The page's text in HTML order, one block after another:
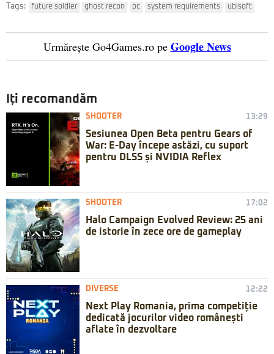
Tags: future soldier ghost recon pc system requirements ubisoft
Urmărește Go4Games.ro pe Google News
Iți recomandăm
SHOOTER 13:29
Sesiunea Open Beta pentru Gears of
War: E-Day începe astăzi, cu suport
pentru DLSS și NVIDIA Reflex
SHOOTER 17:02
Halo Campaign Evolved Review: 25 ani
de istorie în zece ore de gameplay
DIVERSE 12:22
Next Play Romania, prima competiție
dedicată jocurilor video românești
aflate în dezvoltare